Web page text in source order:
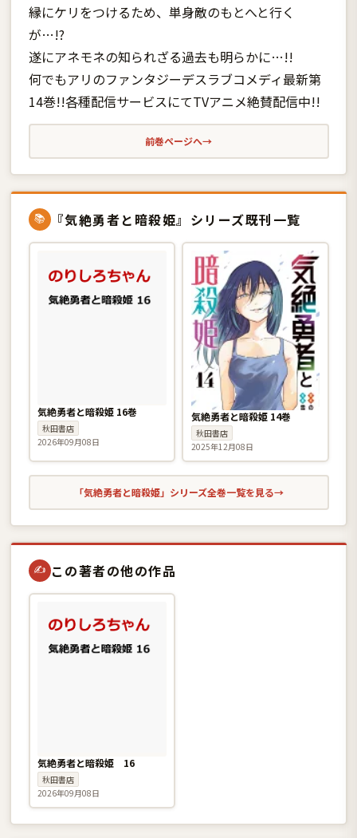
縁にケリをつけるため、単身敵のもとへと行く
が…!?
遂にアネモネの知られざる過去も明らかに…!!
何でもアリのファンタジーデスラブコメディ最新第
14巻!!各種配信サービスにてTVアニメ絶賛配信中!!
前巻ページへ→
📚 『気絶勇者と暗殺姫』シリーズ既刊一覧
気絶勇者と暗殺姫 16巻
秋田書店
2026年09月08日
気絶勇者と暗殺姫 14巻
秋田書店
2025年12月08日
「気絶勇者と暗殺姫」シリーズ全巻一覧を見る→
✍ この著者の他の作品
気絶勇者と暗殺姫 16
秋田書店
2026年09月08日